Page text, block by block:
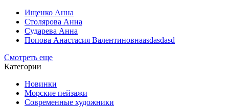
Ищенко Анна
Столярова Анна
Сударева Анна
Попова Анастасия Валентиновнаasdasdasd
Смотреть еще
Категории
Новинки
Морские пейзажи
Современные художники